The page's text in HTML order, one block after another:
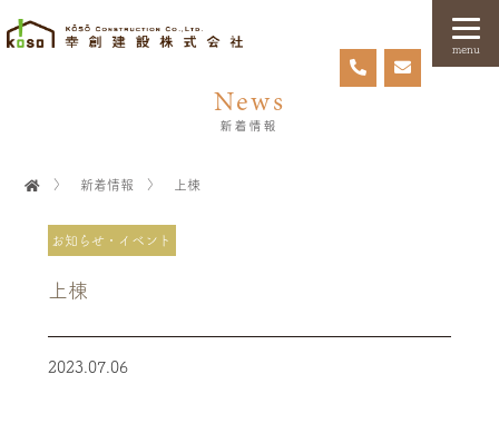
menu
News
新着情報
〉 新着情報 〉 上棟
お知らせ・イベント
上棟
2023.07.06